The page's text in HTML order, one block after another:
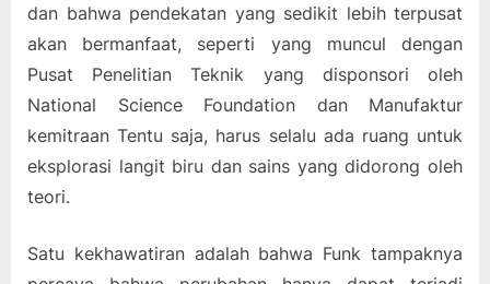
dan bahwa pendekatan yang sedikit lebih terpusat
akan bermanfaat, seperti yang muncul dengan
Pusat Penelitian Teknik yang disponsori oleh
National Science Foundation dan Manufaktur
kemitraan Tentu saja, harus selalu ada ruang untuk
eksplorasi langit biru dan sains yang didorong oleh
teori.
Satu kekhawatiran adalah bahwa Funk tampaknya